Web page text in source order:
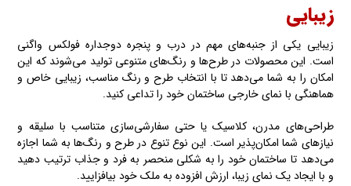
زیبایی
زیبایی یکی از جنبه‌های مهم در درب و پنجره دوجداره فولکس واگنی
است. این محصولات در طرح‌ها و رنگ‌های متنوعی تولید می‌شوند که این
امکان را به شما می‌دهد تا با انتخاب طرح و رنگ مناسب، زیبایی خاص و
هماهنگی با نمای خارجی ساختمان خود را تداعی کنید.
طراحی‌های مدرن، کلاسیک یا حتی سفارشی‌سازی متناسب با سلیقه و
نیازهای شما امکان‌پذیر است. این نوع تنوع در طرح و رنگ‌ها به شما اجازه
می‌دهد تا ساختمان خود را به شکلی منحصر به فرد و جذاب ترتیب دهید
و با ایجاد یک نمای زیبا، ارزش افزوده به ملک خود بیافزایید.